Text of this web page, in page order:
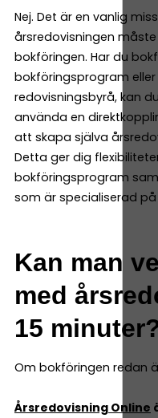
Nej. Det är en vanlig
årsredovisningen
bokföringen. Har du
bokföringsprogram
redovisningsbyrå, kan
använda en
att skapa själva
Detta ger dig
bokföringsprogram
som är specialiserad
Kan man
med
15
Om bokföringen redan
Årsredovisning Online